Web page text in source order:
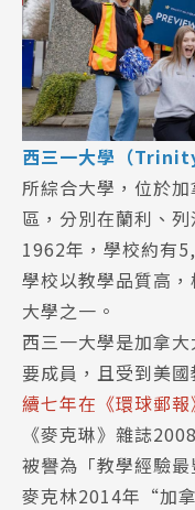
西三一大學（
所綜合大學，位於
區，分別在蘭利、
1962年，學校約有
學校以教學品質高
大學之一。
西三一大學是加拿
要成員，且受到美
續七年在《環球郵
《麥克琳》雜誌
被譽為「教學經驗
麥克林2014年“加